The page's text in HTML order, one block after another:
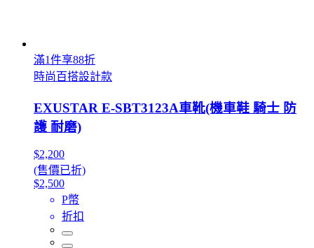
滿1件享88折
時尚百搭設計款
EXUSTAR E-SBT3123A車靴(機車鞋 騎士 防
護 耐磨)
$2,200
(售價已折)
$2,500
P幣
折扣